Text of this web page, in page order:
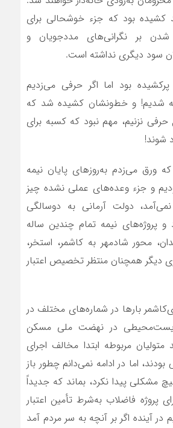
کشیده بود که جزء خوشحالی برای
شدن بر نگرانی‌های مددجویان و
سود دیگری نداشته است.
بود اما اگر حرفی می‌زدیم
شدیم! و خط‌ونشان کشیده شد که
حرفی نزنیم، مهم نبود که کسبه برای
شوند!
ورق می‌زدم به‌روزهای پایان نیمه
و جزء وعده‌های عملی نشده چیز
دولت آرمانی به دوسالگی
پروژه‌های نیمه‌ تمام چندین ساله
محور شادمهر به کاشمر، استخر،
دیگر همچنان منتظر تخصیص اعتبار
بارها در شماره‌های مختلف در
در نهضت ملی مسکن
مربوطه ابتدا مخالف اجرای
اما در ادامه نمی‌دانم چطور باز
مشکلی پیدا نکرد، بماند که جدیداً
پروژه فاضلاب به‌شرط تأمین اعتبار
در آینده اگر بر آنچه به سر مردم آمد